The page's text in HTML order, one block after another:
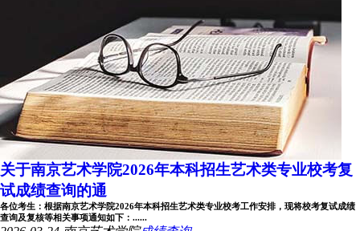
关于南京艺术学院2026年本科招生艺术类专业校考复
试成绩查询的通
各位考生：根据南京艺术学院2026年本科招生艺术类专业校考工作安排，现将校考复试成绩
查询及复核等相关事项通知如下：......